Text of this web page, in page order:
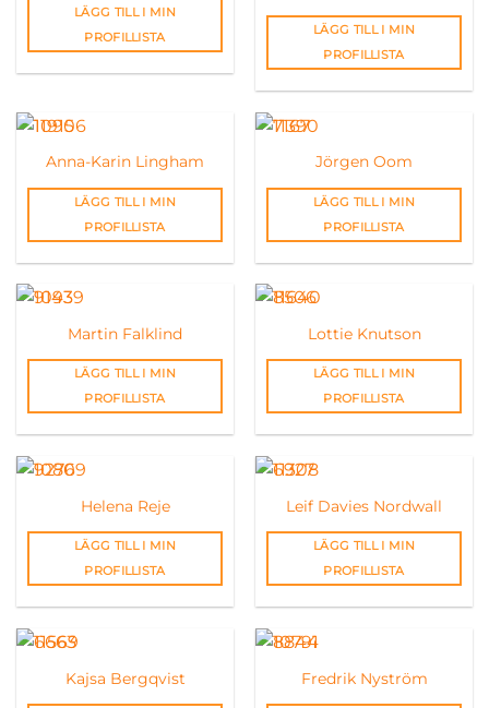
LÄGG TILL I MIN
PROFILLISTA
LÄGG TILL I MIN
PROFILLISTA
Anna-Karin Lingham
LÄGG TILL I MIN
PROFILLISTA
Jörgen Oom
LÄGG TILL I MIN
PROFILLISTA
Martin Falklind
LÄGG TILL I MIN
PROFILLISTA
Lottie Knutson
LÄGG TILL I MIN
PROFILLISTA
Helena Reje
LÄGG TILL I MIN
PROFILLISTA
Leif Davies Nordwall
LÄGG TILL I MIN
PROFILLISTA
Kajsa Bergqvist Fredrik Nyström